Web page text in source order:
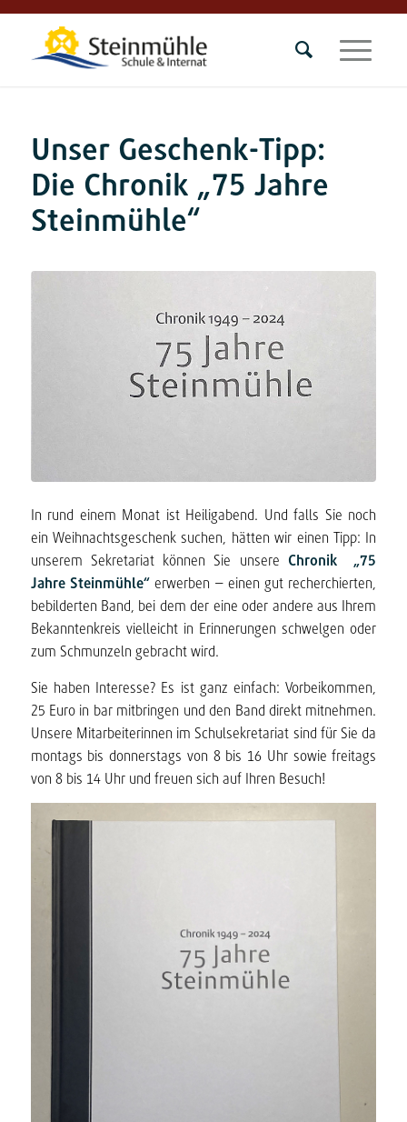
Unser Geschenk-Tipp:
Die Chronik „75 Jahre
Steinmühle“
In rund einem Monat ist Heiligabend. Und falls Sie noch
ein Weihnachtsgeschenk suchen, hätten wir einen Tipp: In
unserem Sekretariat können Sie unsere Chronik „75
Jahre Steinmühle“erwerben – einen gut recherchierten,
bebilderten Band, bei dem der eine oder andere aus Ihrem
Bekanntenkreis vielleicht in Erinnerungen schwelgen oder
zum Schmunzeln gebracht wird.
Sie haben Interesse? Es ist ganz einfach: Vorbeikommen,
25 Euro in bar mitbringen und den Band direkt mitnehmen.
Unsere Mitarbeiterinnen im Schulsekretariat sind für Sie da
montags bis donnerstags von 8 bis 16 Uhr sowie freitags
von 8 bis 14 Uhr und freuen sich auf Ihren Besuch!